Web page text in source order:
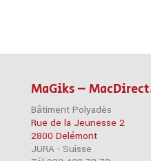
MaGiks –
Bâtiment Polyadès
Rue de la Jeunesse 2
2800 Delémont
JURA - Suisse